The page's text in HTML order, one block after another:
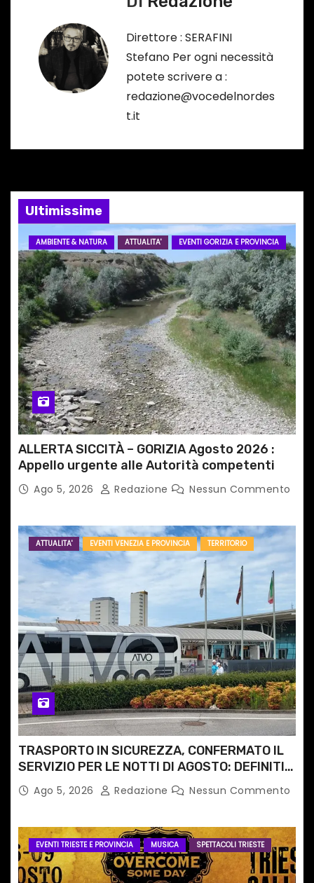
n
e
a
r
t
i
c
o
l
i
Direttore : SERAFINI
Stefano Per ogni necessità
potete scrivere a :
redazione@vocedelnordes
t.it
Ultimissime
AMBIENTE & NATURA ATTUALITA' EVENTI GORIZIA E PROVINCIA
ALLERTA SICCITÀ – GORIZIA Agosto 2026 :
Appello urgente alle Autorità competenti
Ago 5, 2026 Redazione Nessun Commento
ATTUALITA' EVENTI VENEZIA E PROVINCIA TERRITORIO
TRASPORTO IN SICUREZZA, CONFERMATO IL
SERVIZIO PER LE NOTTI DI AGOSTO: DEFINITI
PERCORSI, FERMATE E ORARIO
Ago 5, 2026 Redazione Nessun Commento
EVENTI TRIESTE E PROVINCIA MUSICA SPETTACOLI TRIESTE